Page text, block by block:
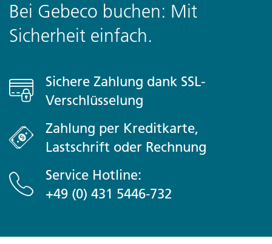
Bei Gebeco buchen: Mit
Sicherheit einfach.
Sichere Zahlung dank SSL-
Verschlüsselung
Zahlung per Kreditkarte,
Lastschrift oder Rechnung
Service Hotline:
+49 (0) 431 5446-732